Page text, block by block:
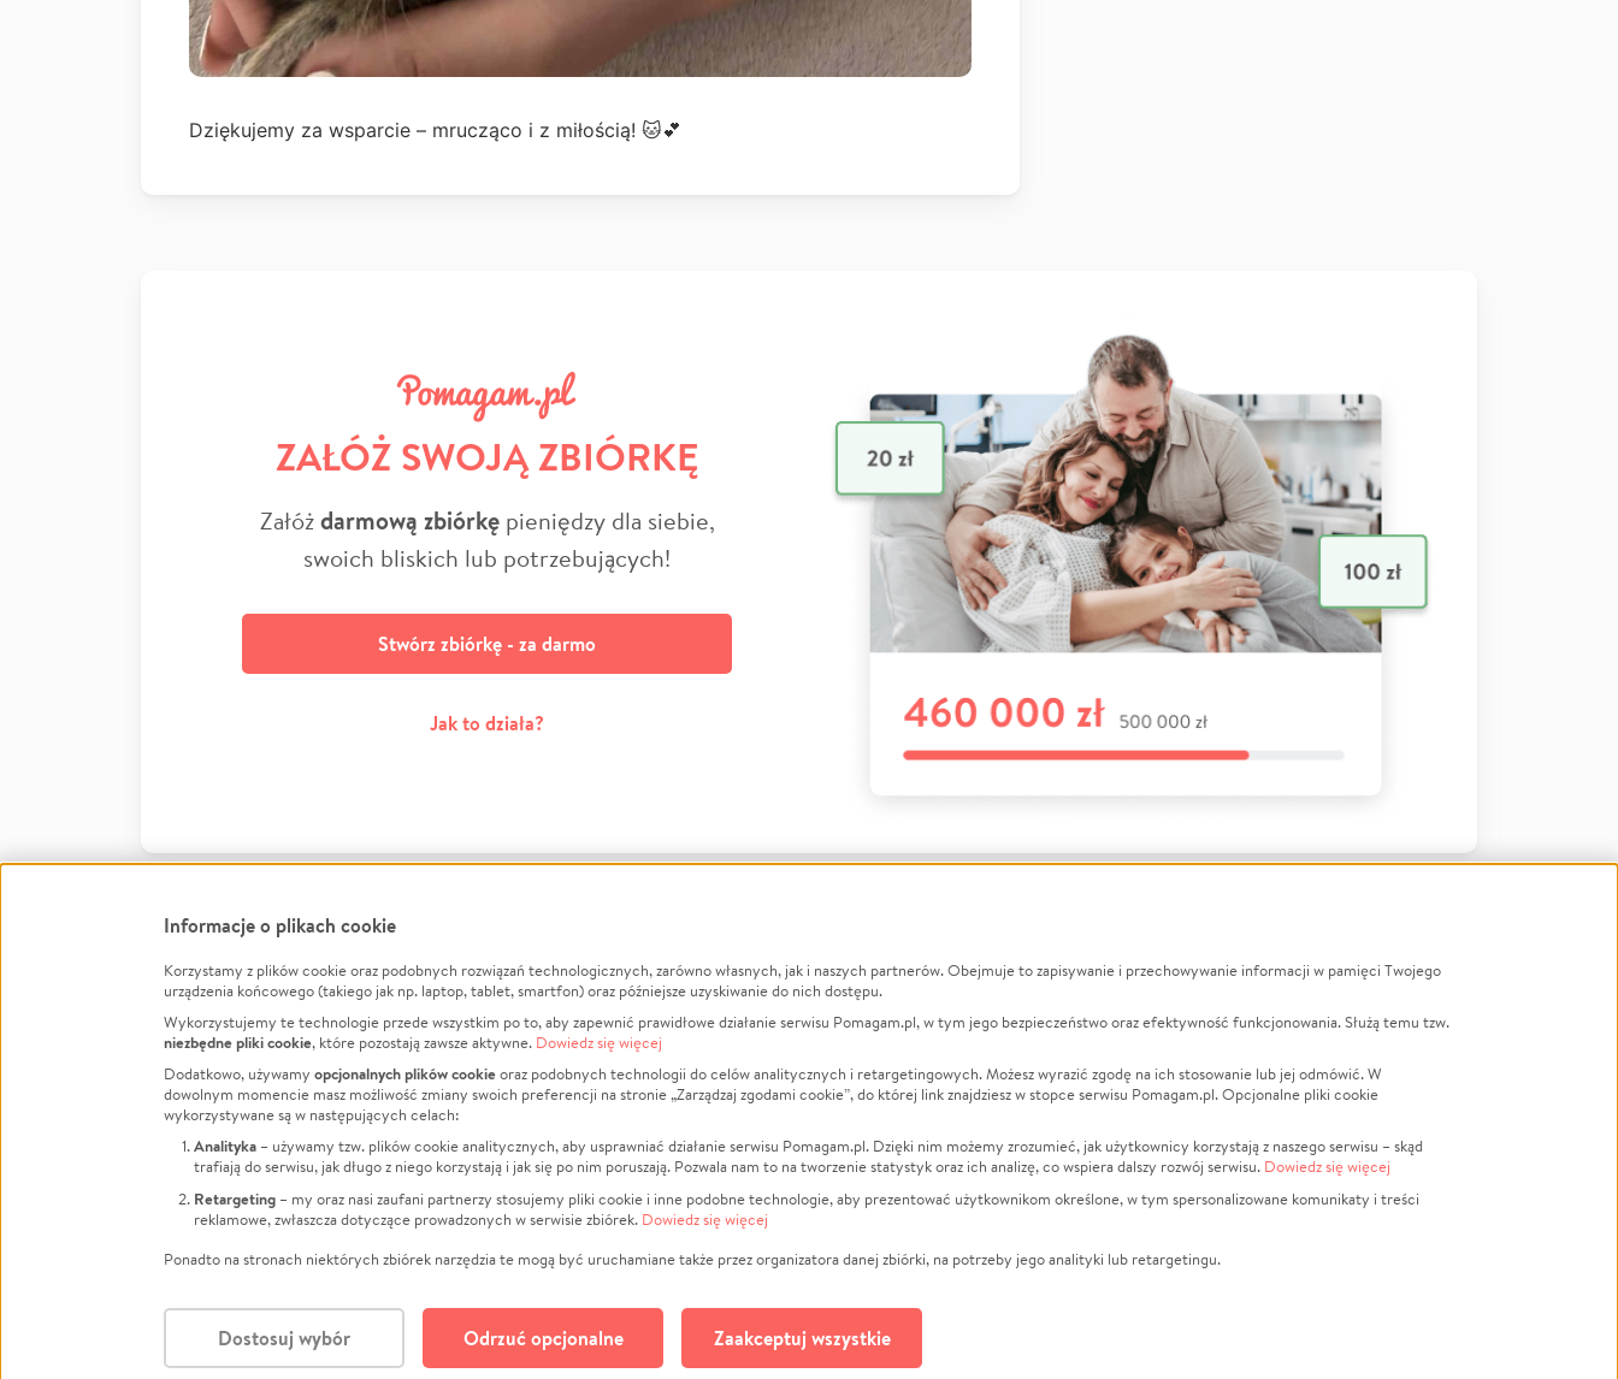
Dziękujemy za wsparcie – mrucząco i z miłością! 🐱💕
ZAŁÓŻ SWOJĄ ZBIÓRKĘ
Załóżdarmową zbiórkępieniędzy dla siebie,
swoich bliskich lub potrzebujących!
Stwórz zbiórkę - za darmo
Jak to działa?
FacebookTwitter Instagram
LinkedInTikTok Youtube
Informacje
Jak to działa?
Regulamin
Polityka Prywatności
Kontakt
Porównanie serwisów
Polityka plików cookie
Zarządzaj zgodami cookie
O nas
Opinie
Raporty
Za darmo
Dla NGO
Fundacja Pomagam.pl
Zbieraj na
Leczenie
Zwierzęta
Pożar
Sport
Pomoc Finansowa
Pogrzeb
LGBTQ+
Powódź
Wichura
Religia
Edukacja
Polski
Informacje o plikach cookie
Korzystamy z plików cookie oraz podobnych rozwiązań technologicznych, zarówno własnych, jak i naszych partnerów. Obejmuje to zapisywanie i przechowywanie informacji w pamięci Twojego
urządzenia końcowego (takiego jak np. laptop, tablet, smartfon) oraz późniejsze uzyskiwanie do nich dostępu.
Wykorzystujemy te technologie przede wszystkim po to, aby zapewnić prawidłowe działanie serwisu Pomagam.pl, w tym jego bezpieczeństwo oraz efektywność funkcjonowania. Służą temu tzw.
niezbędne pliki cookie, które pozostają zawsze aktywne. Dowiedz się więcej
Dodatkowo, używamy opcjonalnych plików cookieoraz podobnych technologii do celów analitycznych i retargetingowych. Możesz wyrazić zgodę na ich stosowanie lub jej odmówić. W
dowolnym momencie masz możliwość zmiany swoich preferencji na stronie „Zarządzaj zgodami cookie”, do której link znajdziesz w stopce serwisu Pomagam.pl. Opcjonalne pliki cookie
wykorzystywane są w następujących celach:
Analityka – używamy tzw. plików cookie analitycznych, aby usprawniać działanie serwisu Pomagam.pl. Dzięki nim możemy zrozumieć, jak użytkownicy korzystają z naszego serwisu – skąd
trafiają do serwisu, jak długo z niego korzystają i jak się po nim poruszają. Pozwala nam to na tworzenie statystyk oraz ich analizę, co wspiera dalszy rozwój serwisu. Dowiedz się więcej
Retargeting – my oraz nasi zaufani partnerzy stosujemy pliki cookie i inne podobne technologie, aby prezentować użytkownikom określone, w tym spersonalizowane komunikaty i treści
reklamowe, zwłaszcza dotyczące prowadzonych w serwisie zbiórek. Dowiedz się więcej
Ponadto na stronach niektórych zbiórek narzędzia te mogą być uruchamiane także przez organizatora danej zbiórki, na potrzeby jego analityki lub retargetingu.
Dostosuj wybór Odrzuć opcjonalne Zaakceptuj wszystkie